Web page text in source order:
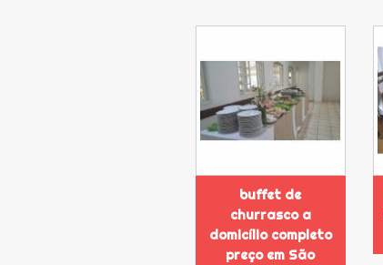
buffet de
churrasco a
domicílio completo
preço em São